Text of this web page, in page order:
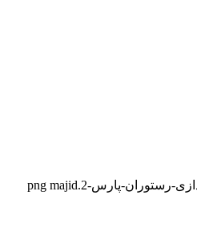
majid